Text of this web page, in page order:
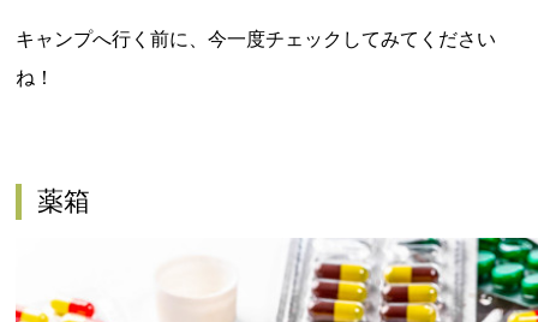
キャンプへ行く前に、今一度チェックしてみてください
ね！
薬箱